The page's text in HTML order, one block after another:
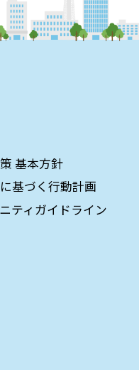
基本方針
基づく⾏動計画
ティガイドライン